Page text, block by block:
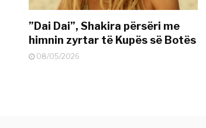
”Dai Dai”, Shakira përsëri me
himnin zyrtar të Kupës së Botës
08/05/2026